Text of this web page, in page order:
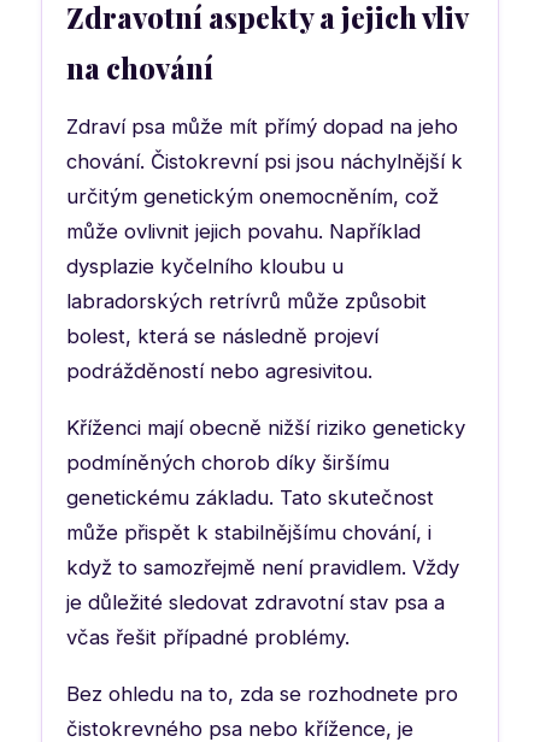
Zdravotní aspekty a jejich vliv
na chování
Zdraví psa může mít přímý dopad na jeho
chování. Čistokrevní psi jsou náchylnější k
určitým genetickým onemocněním, což
může ovlivnit jejich povahu. Například
dysplazie kyčelního kloubu u
labradorských retrívrů může způsobit
bolest, která se následně projeví
podrážděností nebo agresivitou.
Kříženci mají obecně nižší riziko geneticky
podmíněných chorob díky širšímu
genetickému základu. Tato skutečnost
může přispět k stabilnějšímu chování, i
když to samozřejmě není pravidlem. Vždy
je důležité sledovat zdravotní stav psa a
včas řešit případné problémy.
Bez ohledu na to, zda se rozhodnete pro
čistokrevného psa nebo křížence, je